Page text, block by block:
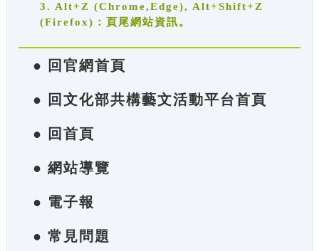
3. Alt+Z (Chrome,Edge), Alt+Shift+Z
(Firefox)：頁尾網站資訊。
● 回官網首頁
● 回文化部共構藝文活動平台首頁
● 回首頁
● 網站導覽
● 電子報
● 常見問題